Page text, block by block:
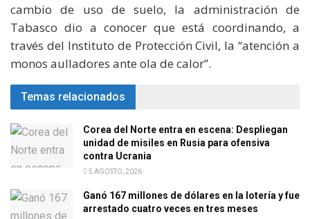
cambio de uso de suelo, la administración de
Tabasco dio a conocer que está coordinando, a
través del Instituto de Protección Civil, la “atención a
monos aulladores ante ola de calor”.
Temas relacionados
Corea del Norte entra en escena: Despliegan
unidad de misiles en Rusia para ofensiva
contra Ucrania
5 AGOSTO, 2026
Ganó 167 millones de dólares en la lotería y fue
arrestado cuatro veces en tres meses